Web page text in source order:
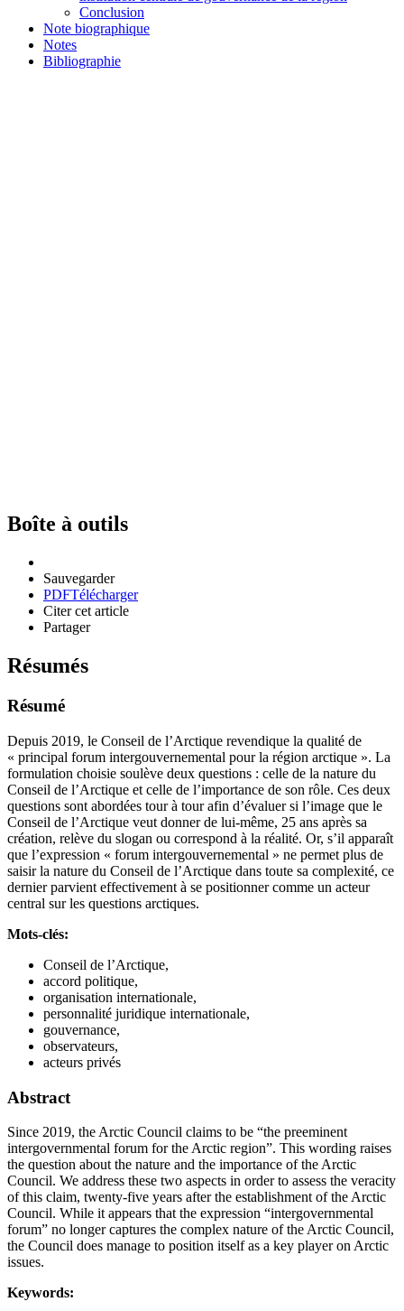
Conclusion
Note biographique
Notes
Bibliographie
Boîte à outils
Sauvegarder
PDFTélécharger
Citer cet article
Partager
Résumés
Résumé
Depuis 2019, le Conseil de l’Arctique revendique la qualité de
« principal forum intergouvernemental pour la région arctique ». La
formulation choisie soulève deux questions : celle de la nature du
Conseil de l’Arctique et celle de l’importance de son rôle. Ces deux
questions sont abordées tour à tour afin d’évaluer si l’image que le
Conseil de l’Arctique veut donner de lui-même, 25 ans après sa
création, relève du slogan ou correspond à la réalité. Or, s’il apparaît
que l’expression « forum intergouvernemental » ne permet plus de
saisir la nature du Conseil de l’Arctique dans toute sa complexité, ce
dernier parvient effectivement à se positionner comme un acteur
central sur les questions arctiques.
Mots-clés:
Conseil de l’Arctique,
accord politique,
organisation internationale,
personnalité juridique internationale,
gouvernance,
observateurs,
acteurs privés
Abstract
Since 2019, the Arctic Council claims to be “the preeminent
intergovernmental forum for the Arctic region”. This wording raises
the question about the nature and the importance of the Arctic
Council. We address these two aspects in order to assess the veracity
of this claim, twenty-five years after the establishment of the Arctic
Council. While it appears that the expression “intergovernmental
forum” no longer captures the complex nature of the Arctic Council,
the Council does manage to position itself as a key player on Arctic
issues.
Keywords: